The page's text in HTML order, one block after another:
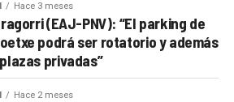
Hace 3 meses
(EAJ-PNV): “El parking de
podrá ser rotatorio y además
privadas”
Hace 2 meses